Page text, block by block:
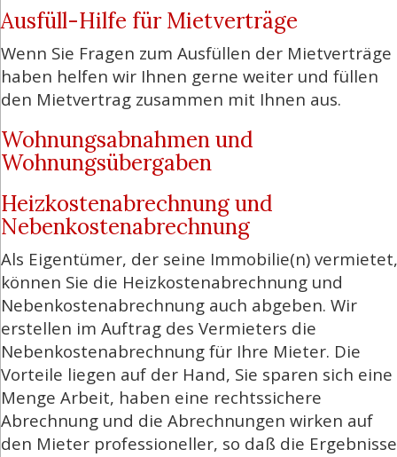
Ausfüll-Hilfe für Mietverträge
Wenn Sie Fragen zum Ausfüllen der Mietverträge
haben helfen wir Ihnen gerne weiter und füllen
den Mietvertrag zusammen mit Ihnen aus.
Wohnungsabnahmen und
Wohnungsübergaben
Heizkostenabrechnung und
Nebenkostenabrechnung
Als Eigentümer, der seine Immobilie(n) vermietet,
können Sie die Heizkostenabrechnung und
Nebenkostenabrechnung auch abgeben. Wir
erstellen im Auftrag des Vermieters die
Nebenkostenabrechnung für Ihre Mieter. Die
Vorteile liegen auf der Hand, Sie sparen sich eine
Menge Arbeit, haben eine rechtssichere
Abrechnung und die Abrechnungen wirken auf
den Mieter professioneller, so daß die Ergebnisse